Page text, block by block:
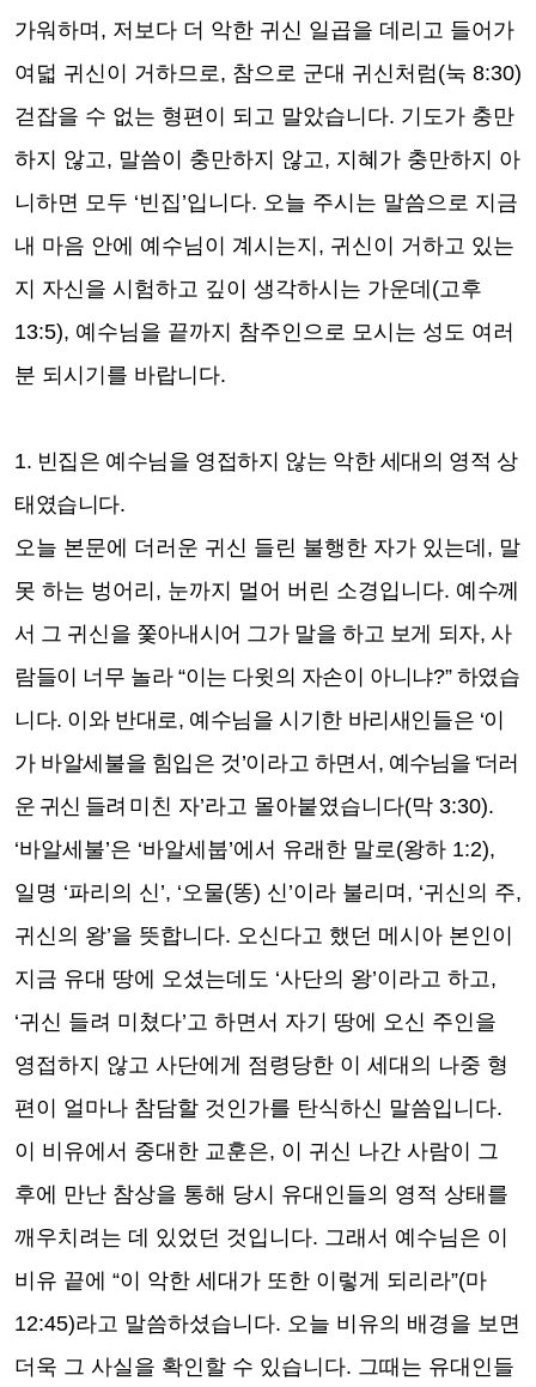
가워하며 , 저보다 더 악한 귀신 일곱을 데리고 들어가
여덟 귀신이 거하므로, 참으로 군대 귀신처럼(눅 8:30)
걷잡을 수 없는 형편이 되고 말았습니다. 기도가 충만
하지 않고, 말씀이 충만하지 않고, 지혜가 충만하지 아
니하면 모두 ‘빈집 ’입니다. 오늘 주시는 말씀으로 지금
내 마음 안에 예수님이 계시는지 , 귀신이 거하고 있는
지 자신을 시험하고 깊이 생각하시는 가운데 (고후
13:5), 예수님을 끝까지 참주인으로 모시는 성도 여러
분 되시기를 바랍니다.
1. 빈집은 예수님을 영접하지 않는 악한 세대의 영적 상
태였습니다.
오늘 본문에 더러운 귀신 들린 불행한 자가 있는데 , 말
못 하는 벙어리 , 눈까지 멀어 버린 소경입니다. 예수께
서 그 귀신을 쫓아내시어 그가 말을 하고 보게 되자,사
람들이 너무 놀라“이는 다윗의 자손이 아니냐?” 하였습
니다. 이와 반대로, 예수님을 시기한 바리새인들은 ‘이
가 바알세불을 힘입은 것’이라고 하면서 , 예수님을 ‘더러
운 귀신 들려 미친 자’라고 몰아붙였습니다(막3:30).
‘바알세불’은 ‘바알세붑’에서 유래한 말로(왕하 1:2),
일명 ‘파리의 신’, ‘오물(똥) 신’이라 불리며 , ‘귀신의 주,
귀신의 왕’을 뜻합니다. 오신다고 했던 메시아 본인이
지금 유대 땅에 오셨는데도 ‘사단의 왕’이라고 하고,
‘귀신 들려 미쳤다’고 하면서 자기 땅에 오신 주인을
영접하지 않고 사단에게 점령당한 이 세대의 나중 형
편이 얼마나 참담할 것인가를 탄식하신 말씀입니다.
이 비유에서 중대한 교훈은, 이 귀신 나간 사람이 그
후에 만난 참상을 통해 당시 유대인들의 영적 상태를
깨우치려는 데 있었던 것입니다. 그래서 예수님은 이
비유 끝에 “이 악한 세대가 또한 이렇게 되리라”(마
12:45)라고 말씀하셨습니다. 오늘 비유의 배경을 보면
더욱 그 사실을 확인할 수 있습니다. 그때는 유대인들